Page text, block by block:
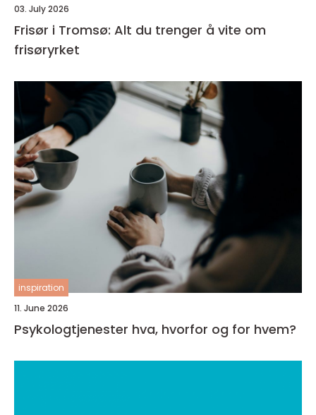
03. July 2026
Frisør i Tromsø: Alt du trenger å vite om
frisøryrket
inspiration
11. June 2026
Psykologtjenester hva, hvorfor og for hvem?